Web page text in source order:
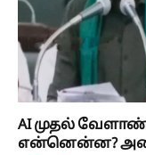
AI முதல்
என்னென்ன?